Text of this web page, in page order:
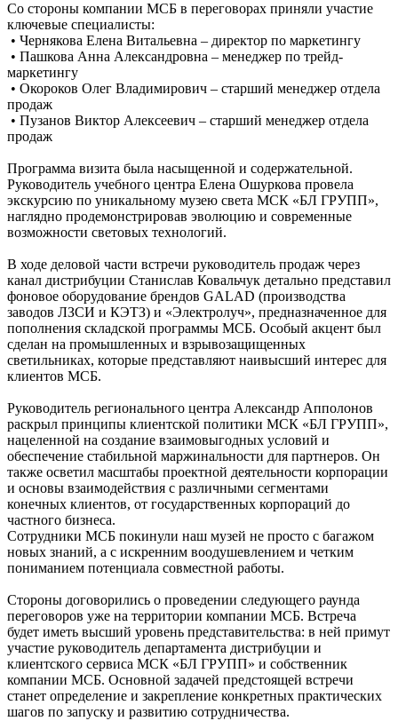
Со стороны компании МСБ в переговорах приняли участие
ключевые специалисты:
• Чернякова Елена Витальевна – директор по маркетингу
• Пашкова Анна Александровна – менеджер по трейд-
маркетингу
• Окороков Олег Владимирович – старший менеджер отдела
продаж
• Пузанов Виктор Алексеевич – старший менеджер отдела
продаж
Программа визита была насыщенной и содержательной.
Руководитель учебного центра Елена Ошуркова провела
экскурсию по уникальному музею света МСК «БЛ ГРУПП»,
наглядно продемонстрировав эволюцию и современные
возможности световых технологий.
В ходе деловой части встречи руководитель продаж через
канал дистрибуции Станислав Ковальчук детально представил
фоновое оборудование брендов GALAD (производства
заводов ЛЗСИ и КЭТЗ) и «Электролуч», предназначенное для
пополнения складской программы МСБ. Особый акцент был
сделан на промышленных и взрывозащищенных
светильниках, которые представляют наивысший интерес для
клиентов МСБ.
Руководитель регионального центра Александр Апполонов
раскрыл принципы клиентской политики МСК «БЛ ГРУПП»,
нацеленной на создание взаимовыгодных условий и
обеспечение стабильной маржинальности для партнеров. Он
также осветил масштабы проектной деятельности корпорации
и основы взаимодействия с различными сегментами
конечных клиентов, от государственных корпораций до
частного бизнеса.
Сотрудники МСБ покинули наш музей не просто с багажом
новых знаний, а с искренним воодушевлением и четким
пониманием потенциала совместной работы.
Стороны договорились о проведении следующего раунда
переговоров уже на территории компании МСБ. Встреча
будет иметь высший уровень представительства: в ней примут
участие руководитель департамента дистрибуции и
клиентского сервиса МСК «БЛ ГРУПП» и собственник
компании МСБ. Основной задачей предстоящей встречи
станет определение и закрепление конкретных практических
шагов по запуску и развитию сотрудничества.